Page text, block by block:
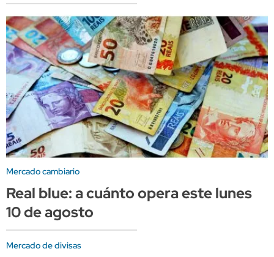
Mercado cambiario
Real blue: a cuánto opera este lunes
10 de agosto
Mercado de divisas